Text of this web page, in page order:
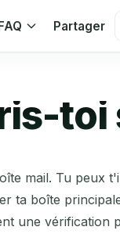
Partager
toi
mail. Tu peux
ta boîte
une vérification